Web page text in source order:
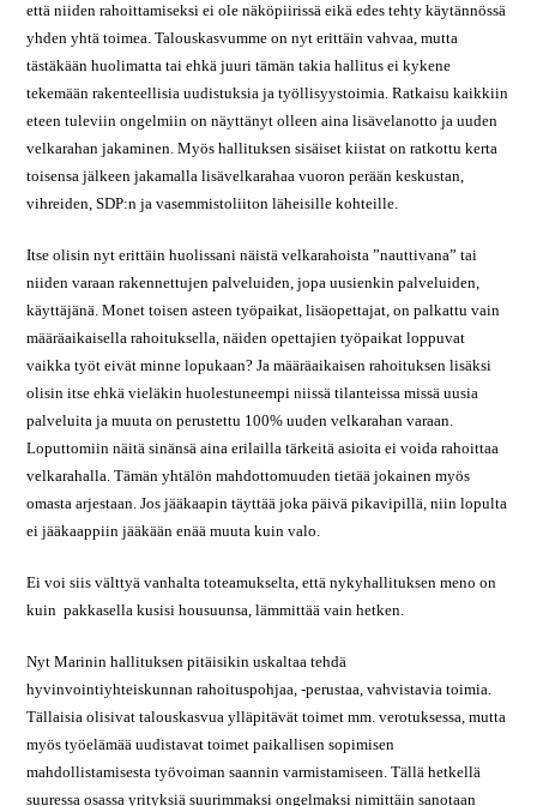
että niiden rahoittamiseksi ei ole näköpiirissä eikä edes tehty käytännössä
yhden yhtä toimea. Talouskasvumme on nyt erittäin vahvaa, mutta
tästäkään huolimatta tai ehkä juuri tämän takia hallitus ei kykene
tekemään rakenteellisia uudistuksia ja työllisyystoimia. Ratkaisu kaikkiin
eteen tuleviin ongelmiin on näyttänyt olleen aina lisävelanotto ja uuden
velkarahan jakaminen. Myös hallituksen sisäiset kiistat on ratkottu kerta
toisensa jälkeen jakamalla lisävelkarahaa vuoron perään keskustan,
vihreiden, SDP:n ja vasemmistoliiton läheisille kohteille.
Itse olisin nyt erittäin huolissani näistä velkarahoista ”nauttivana” tai
niiden varaan rakennettujen palveluiden, jopa uusienkin palveluiden,
käyttäjänä. Monet toisen asteen työpaikat, lisäopettajat, on palkattu vain
määräaikaisella rahoituksella, näiden opettajien työpaikat loppuvat
vaikka työt eivät minne lopukaan? Ja määräaikaisen rahoituksen lisäksi
olisin itse ehkä vieläkin huolestuneempi niissä tilanteissa missä uusia
palveluita ja muuta on perustettu 100% uuden velkarahan varaan.
Loputtomiin näitä sinänsä aina erilailla tärkeitä asioita ei voida rahoittaa
velkarahalla. Tämän yhtälön mahdottomuuden tietää jokainen myös
omasta arjestaan. Jos jääkaapin täyttää joka päivä pikavipillä, niin lopulta
ei jääkaappiin jääkään enää muuta kuin valo.
Ei voi siis välttyä vanhalta toteamukselta, että nykyhallituksen meno on
kuin pakkasella kusisi housuunsa, lämmittää vain hetken.
Nyt Marinin hallituksen pitäisikin uskaltaa tehdä
hyvinvointiyhteiskunnan rahoituspohjaa, -perustaa, vahvistavia toimia.
Tällaisia olisivat talouskasvua ylläpitävät toimet mm. verotuksessa, mutta
myös työelämää uudistavat toimet paikallisen sopimisen
mahdollistamisesta työvoiman saannin varmistamiseen. Tällä hetkellä
suuressa osassa yrityksiä suurimmaksi ongelmaksi nimittäin sanotaan